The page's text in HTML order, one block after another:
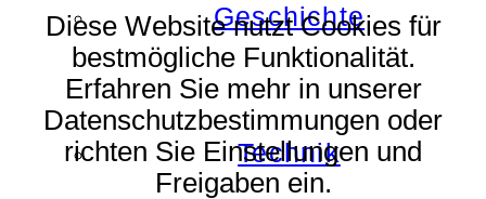
Geschichte
Technik
Diese Website nutzt Cookies für
bestmögliche Funktionalität.
Erfahren Sie mehr in unserer
Datenschutzbestimmungen oder
richten Sie Einstellungen und
Freigaben ein.